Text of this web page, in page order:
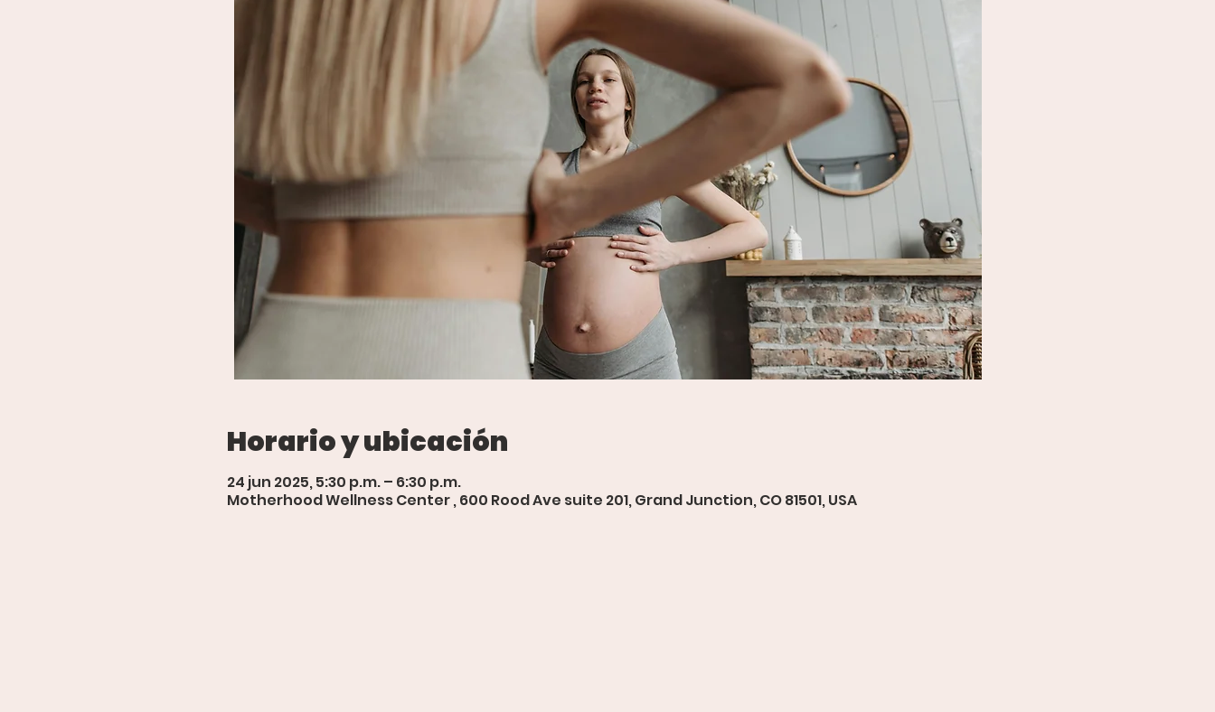
Horario y ubicación
24 jun 2025, 5:30 p.m. – 6:30 p.m.
Motherhood Wellness Center , 600 Rood Ave suite 201, Grand Junction, CO 81501, USA